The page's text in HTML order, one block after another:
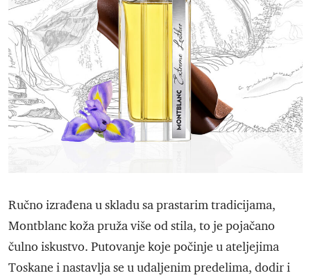
Ručno izrađena u skladu sa prastarim tradicijama,
Montblanc koža pruža više od stila, to je pojačano
čulno iskustvo. Putovanje koje počinje u ateljejima
Toskane i nastavlja se u udaljenim predelima, dodir i